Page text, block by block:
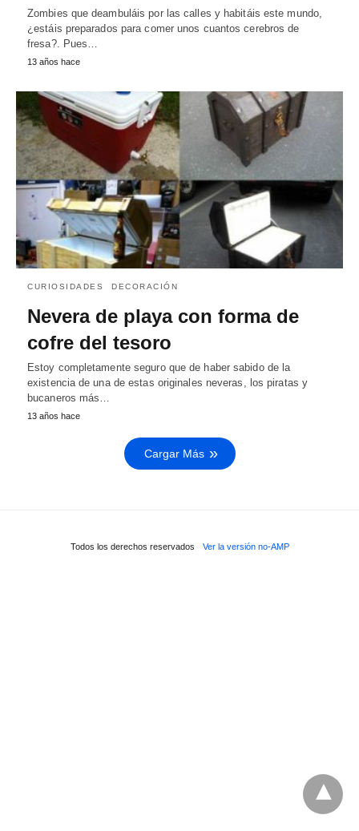
Zombies que deambuláis por las calles y habitáis este mundo,
¿estáis preparados para comer unos cuantos cerebros de
fresa?. Pues…
13 años hace
CURIOSIDADES DECORACIÓN
Nevera de playa con forma de
cofre del tesoro
Estoy completamente seguro que de haber sabido de la
existencia de una de estas originales neveras, los piratas y
bucaneros más…
13 años hace
Cargar Más
Todos los derechos reservados Ver la versión no-AMP